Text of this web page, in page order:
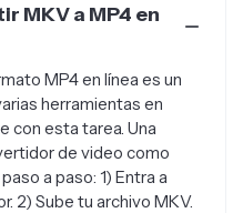
MKV a MP4 en
MP4 en línea es un
herramientas en
con esta tarea. Una
de video como
a paso: 1) Entra a
2) Sube tu archivo MKV.